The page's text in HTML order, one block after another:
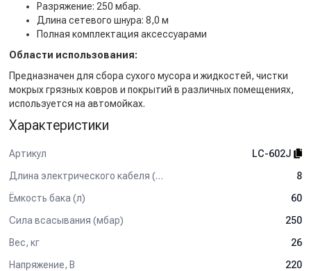
Разряжение: 250 мбар.
Длина сетевого шнура: 8,0 м
Полная комплектация аксессуарами
Области использования:
Предназначен для сбора сухого мусора и жидкостей, чистки
мокрых грязных ковров и покрытий в различных помещениях,
используется на автомойках.
Характеристики
Артикул
LC-602J
Длина электрического кабеля (м)
8
Ёмкость бака (л)
60
Сила всасывания (мбар)
250
Вес, кг
26
Напряжение, В
220